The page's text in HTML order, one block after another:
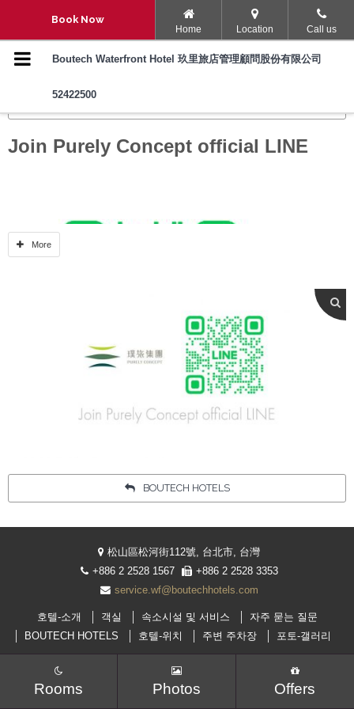
Navigation Menu
호텔-소개
속소시설 및 서비스
Boutech Hotels
호텔-위치
Book Now
Home Location Call us
Boutech Waterfront Hotel 玖里旅店管理顧問股份有限公司
52422500
Join Purely Concept official LINE
More
BOUTECH HOTELS
Rooms Photos Offers
松山區松河街112號, 台北市, 台灣
+886 2 2528 1567
+886 2 2528 3353
service.wf@boutechhotels.com
호텔-소개 객실 속소시설 및 서비스
자주 묻는 질문
BOUTECH HOTELS
호텔-위치 주변 주차장 포토-갤러리